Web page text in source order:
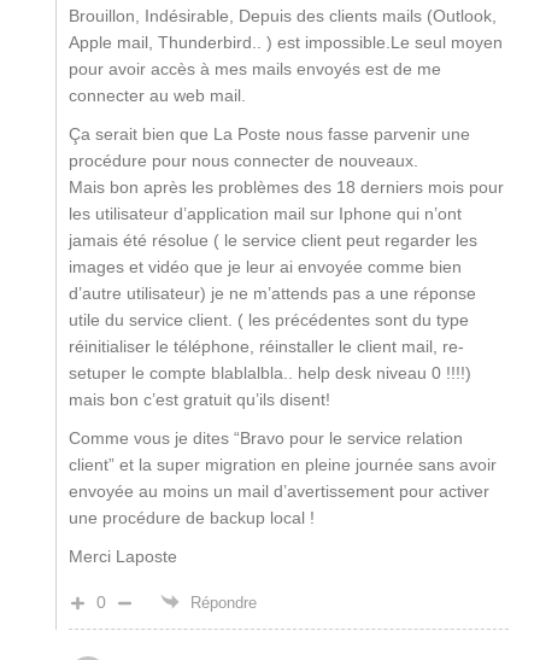
Brouillon, Indésirable, Depuis des clients mails (Outlook,
Apple mail, Thunderbird.. ) est impossible.Le seul moyen
pour avoir accès à mes mails envoyés est de me
connecter au web mail.
Ça serait bien que La Poste nous fasse parvenir une
procédure pour nous connecter de nouveaux.
Mais bon après les problèmes des 18 derniers mois pour
les utilisateur d’application mail sur Iphone qui n’ont
jamais été résolue ( le service client peut regarder les
images et vidéo que je leur ai envoyée comme bien
d’autre utilisateur) je ne m’attends pas a une réponse
utile du service client. ( les précédentes sont du type
réinitialiser le téléphone, réinstaller le client mail, re-
setuper le compte blablalbla.. help desk niveau 0 !!!!)
mais bon c’est gratuit qu’ils disent!
Comme vous je dites “Bravo pour le service relation
client” et la super migration en pleine journée sans avoir
envoyée au moins un mail d’avertissement pour activer
une procédure de backup local !
Merci Laposte
0 Répondre